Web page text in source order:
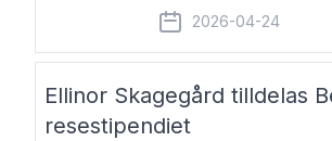
2026-04-24
Ellinor Skagegård tilldelas
resestipendiet